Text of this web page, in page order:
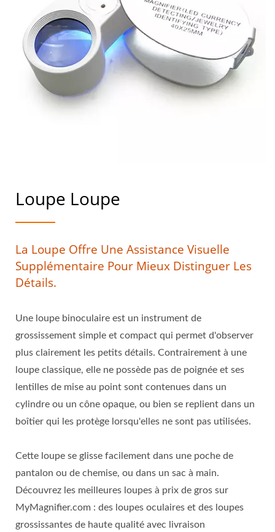
Loupe Loupe
La Loupe Offre Une Assistance Visuelle
Supplémentaire Pour Mieux Distinguer Les
Détails.
Une loupe binoculaire est un instrument de
grossissement simple et compact qui permet d'observer
plus clairement les petits détails. Contrairement à une
loupe classique, elle ne possède pas de poignée et ses
lentilles de mise au point sont contenues dans un
cylindre ou un cône opaque, ou bien se replient dans un
boîtier qui les protège lorsqu'elles ne sont pas utilisées.
Cette loupe se glisse facilement dans une poche de
pantalon ou de chemise, ou dans un sac à main.
Découvrez les meilleures loupes à prix de gros sur
MyMagnifier.com : des loupes oculaires et des loupes
grossissantes de haute qualité avec livraison